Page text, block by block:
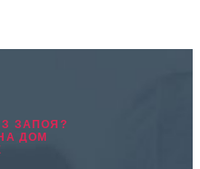
ЗАПОЯ?
ДОМ